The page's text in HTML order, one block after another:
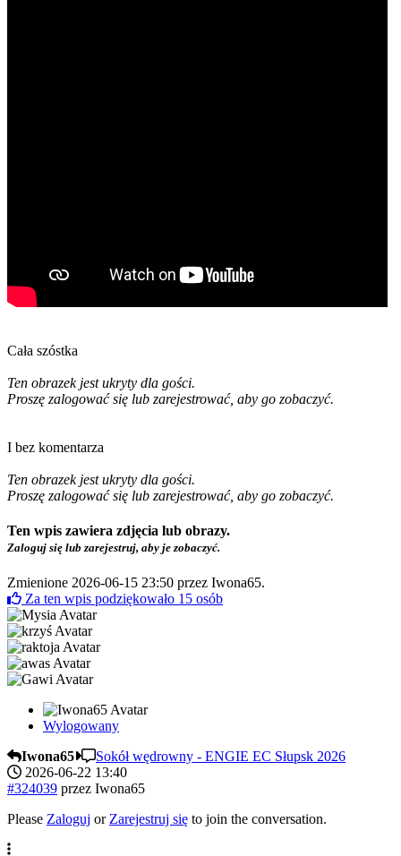
Cała szóstka
Ten obrazek jest ukryty dla gości.
Proszę zalogować się lub zarejestrować, aby go zobaczyć.
I bez komentarza
Ten obrazek jest ukryty dla gości.
Proszę zalogować się lub zarejestrować, aby go zobaczyć.
Ten wpis zawiera zdjęcia lub obrazy.
Zaloguj się lub zarejestruj, aby je zobaczyć.
Zmienione 2026-06-15 23:50 przez Iwona65.
Za ten wpis podziękowało 15 osób
Wylogowany
Iwona65
Sokół wędrowny - ENGIE EC Słupsk 2026
2026-06-22 13:40
#324039 przez Iwona65
Please Zaloguj or Zarejestruj się to join the conversation.